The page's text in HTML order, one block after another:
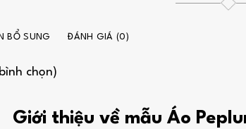
BỔ SUNG ĐÁNH GIÁ (0)
chọn)
Giới thiệu về mẫu Áo